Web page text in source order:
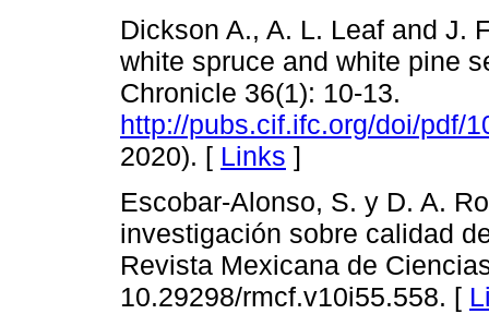
Dickson A., A. L. Leaf and J.
white spruce and white pine
Chronicle 36(1): 10-13.
http://pubs.cif.ifc.org/doi/pdf/
2020). [ Links ]
Escobar-Alonso, S. y D. A.
investigación sobre calidad
Revista Mexicana de
10.29298/rmcf.v10i55.558. [